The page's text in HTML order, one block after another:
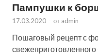
Пампушки к
17.03.2020 - от admin
Пошаговый рецепт с